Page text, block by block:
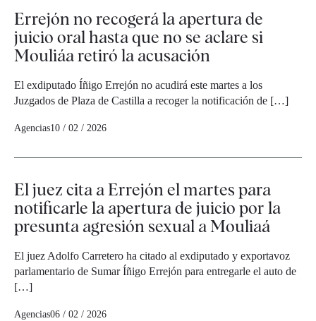
Errejón no recogerá la apertura de
juicio oral hasta que no se aclare si
Mouliáa retiró la acusación
El exdiputado Íñigo Errejón no acudirá este martes a los
Juzgados de Plaza de Castilla a recoger la notificación de […]
Agencias10 / 02 / 2026
El juez cita a Errejón el martes para
notificarle la apertura de juicio por la
presunta agresión sexual a Mouliaá
El juez Adolfo Carretero ha citado al exdiputado y exportavoz
parlamentario de Sumar Íñigo Errejón para entregarle el auto de
[…]
Agencias06 / 02 / 2026